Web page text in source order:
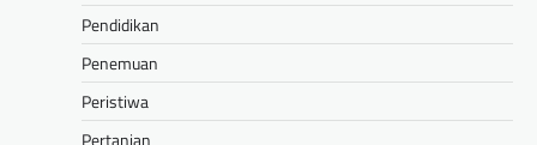
Pendidikan
Penemuan
Peristiwa
Pertanian